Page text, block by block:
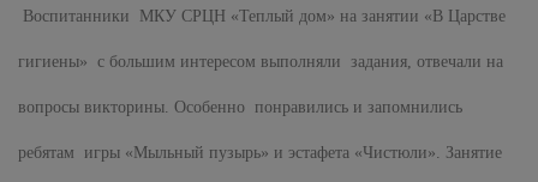
Воспитанники МКУ СРЦН «Теплый дом» на занятии «В Царстве
гигиены» с большим интересом выполняли задания, отвечали на
вопросы викторины. Особенно понравились и запомнились
ребятам игры «Мыльный пузырь» и эстафета «Чистюли». Занятие